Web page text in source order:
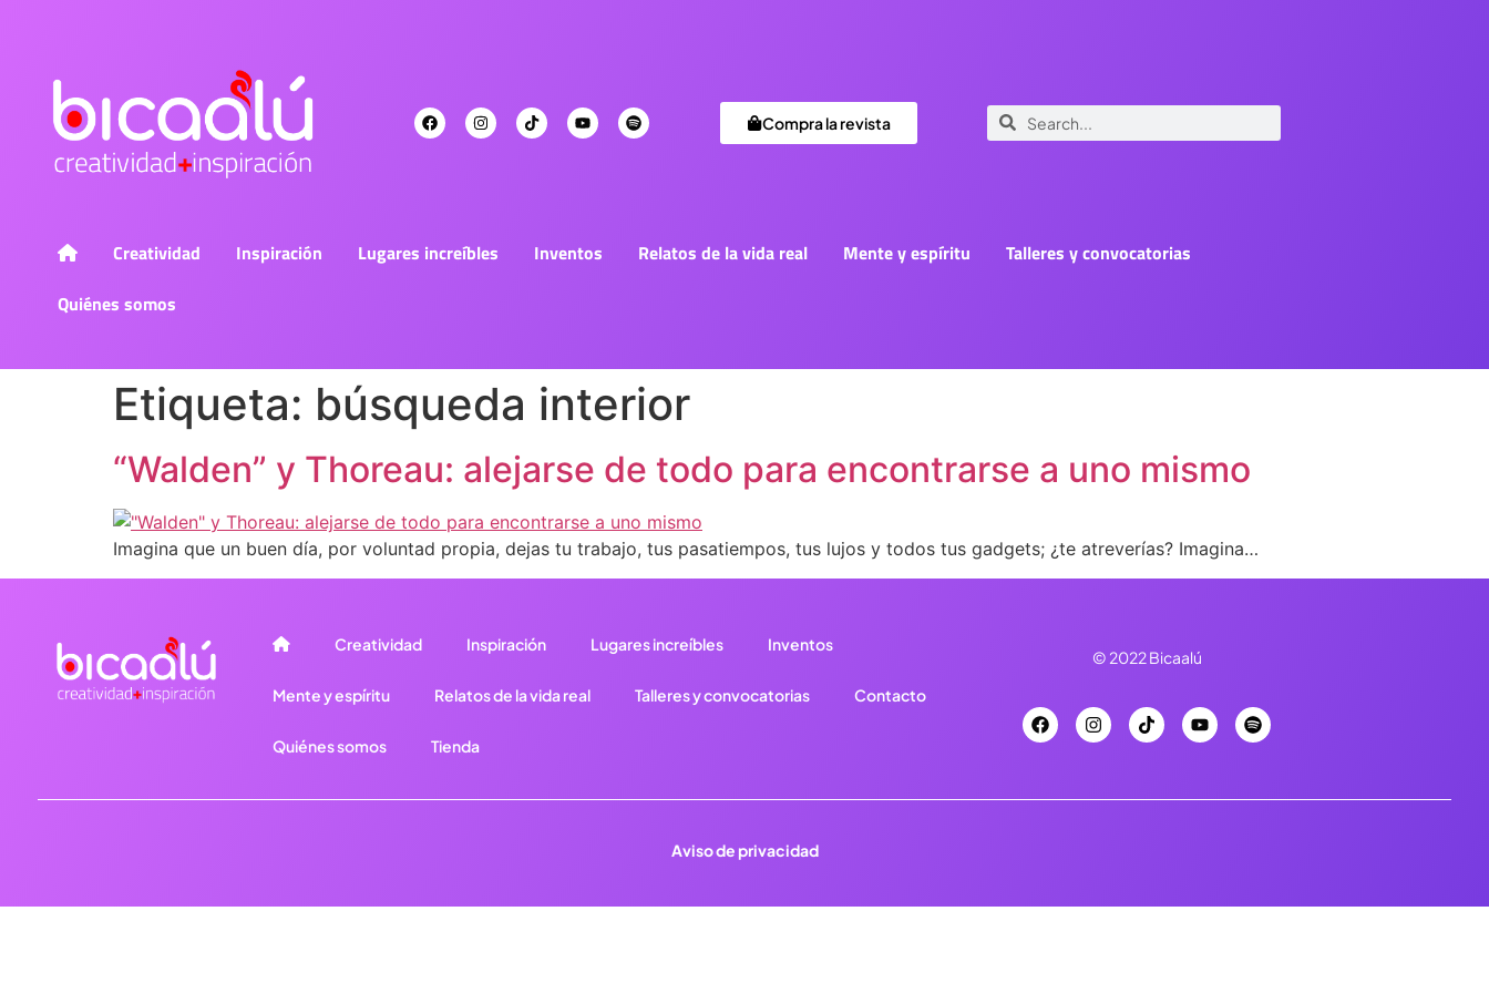
Compra la revista
Creatividad Inspiración Lugares increíbles Inventos Relatos de la vida real Mente y espíritu
Talleres y convocatorias
Quiénes somos
Etiqueta: búsqueda interior
“Walden” y Thoreau: alejarse de todo para encontrarse a uno mismo
Imagina que un buen día, por voluntad propia, dejas tu trabajo, tus pasatiempos, tus lujos y todos tus gadgets; ¿te atreverías? Imagina…
Creatividad Inspiración Lugares increíbles Inventos
Mente y espíritu Relatos de la vida real Talleres y convocatorias Contacto
Quiénes somos Tienda
© 2022 Bicaalú
Aviso de privacidad